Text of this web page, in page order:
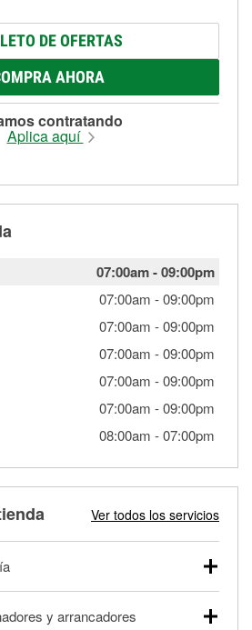
DE OFERTAS
AHORA
contratando
Aplica aquí
07:00am-09:00pm
07:00am -09:00pm
07:00am -09:00pm
07:00am -09:00pm
07:00am -09:00pm
07:00am -09:00pm
08:00am -07:00pm
Ver todos los servicios
vehículos comerciales y
y arrancadores